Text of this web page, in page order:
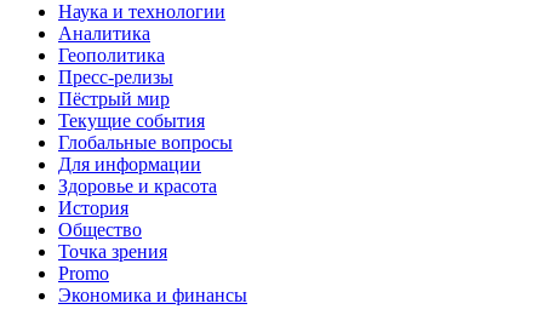
Наука и технологии
Аналитика
Геополитика
Пресс-релизы
Пёстрый мир
Текущие события
Глобальные вопросы
Для информации
Здоровье и красота
История
Общество
Точка зрения
Promo
Экономика и финансы